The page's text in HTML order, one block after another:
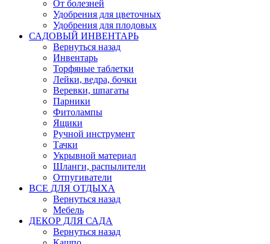
От болезней
Удобрения для цветочных
Удобрения для плодовых
САДОВЫЙ ИНВЕНТАРЬ
Вернуться назад
Инвентарь
Торфяные таблетки
Лейки, ведра, бочки
Веревки, шпагаты
Парники
Фитолампы
Ящики
Ручной инструмент
Тачки
Укрывной материал
Шланги, распылители
Отпугиватели
ВСЕ ДЛЯ ОТДЫХА
Вернуться назад
Мебель
ДЕКОР ДЛЯ САДА
Вернуться назад